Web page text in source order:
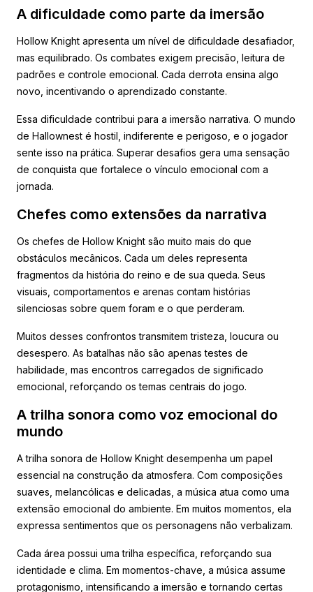
A dificuldade como parte da imersão
Hollow Knight apresenta um nível de dificuldade desafiador,
mas equilibrado. Os combates exigem precisão, leitura de
padrões e controle emocional. Cada derrota ensina algo
novo, incentivando o aprendizado constante.
Essa dificuldade contribui para a imersão narrativa. O mundo
de Hallownest é hostil, indiferente e perigoso, e o jogador
sente isso na prática. Superar desafios gera uma sensação
de conquista que fortalece o vínculo emocional com a
jornada.
Chefes como extensões da narrativa
Os chefes de Hollow Knight são muito mais do que
obstáculos mecânicos. Cada um deles representa
fragmentos da história do reino e de sua queda. Seus
visuais, comportamentos e arenas contam histórias
silenciosas sobre quem foram e o que perderam.
Muitos desses confrontos transmitem tristeza, loucura ou
desespero. As batalhas não são apenas testes de
habilidade, mas encontros carregados de significado
emocional, reforçando os temas centrais do jogo.
A trilha sonora como voz emocional do
mundo
A trilha sonora de Hollow Knight desempenha um papel
essencial na construção da atmosfera. Com composições
suaves, melancólicas e delicadas, a música atua como uma
extensão emocional do ambiente. Em muitos momentos, ela
expressa sentimentos que os personagens não verbalizam.
Cada área possui uma trilha específica, reforçando sua
identidade e clima. Em momentos-chave, a música assume
protagonismo, intensificando a imersão e tornando certas